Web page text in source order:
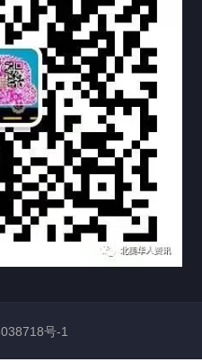
证
号-1